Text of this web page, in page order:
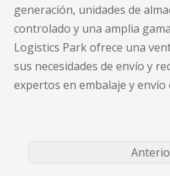
generación, unidades de
controlado y una amplia
Logistics Park ofrece una
sus necesidades de envío y
expertos en embalaje y envío